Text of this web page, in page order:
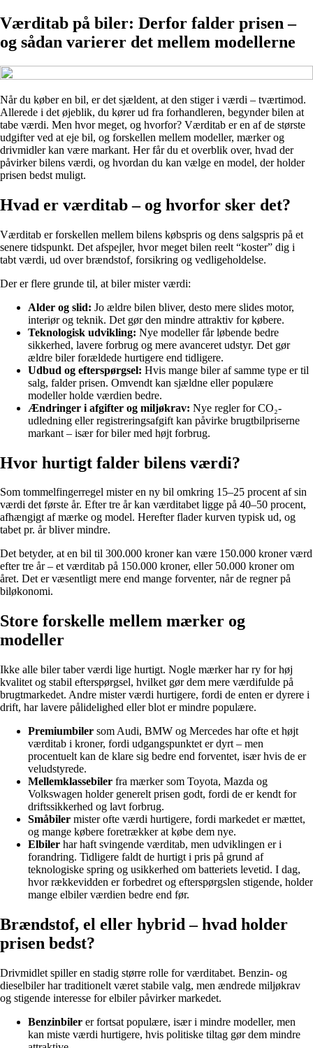
Værditab på biler: Derfor falder prisen –
og sådan varierer det mellem modellerne
Når du køber en bil, er det sjældent, at den stiger i værdi – tværtimod.
Allerede i det øjeblik, du kører ud fra forhandleren, begynder bilen at
tabe værdi. Men hvor meget, og hvorfor? Værditab er en af de største
udgifter ved at eje bil, og forskellen mellem modeller, mærker og
drivmidler kan være markant. Her får du et overblik over, hvad der
påvirker bilens værdi, og hvordan du kan vælge en model, der holder
prisen bedst muligt.
Hvad er værditab – og hvorfor sker det?
Værditab er forskellen mellem bilens købspris og dens salgspris på et
senere tidspunkt. Det afspejler, hvor meget bilen reelt “koster” dig i
tabt værdi, ud over brændstof, forsikring og vedligeholdelse.
Der er flere grunde til, at biler mister værdi:
Alder og slid: Jo ældre bilen bliver, desto mere slides motor,
interiør og teknik. Det gør den mindre attraktiv for købere.
Teknologisk udvikling: Nye modeller får løbende bedre
sikkerhed, lavere forbrug og mere avanceret udstyr. Det gør
ældre biler forældede hurtigere end tidligere.
Udbud og efterspørgsel: Hvis mange biler af samme type er til
salg, falder prisen. Omvendt kan sjældne eller populære
modeller holde værdien bedre.
Ændringer i afgifter og miljøkrav: Nye regler for CO₂-
udledning eller registreringsafgift kan påvirke brugtbilpriserne
markant – især for biler med højt forbrug.
Hvor hurtigt falder bilens værdi?
Som tommelfingerregel mister en ny bil omkring 15–25 procent af sin
værdi det første år. Efter tre år kan værditabet ligge på 40–50 procent,
afhængigt af mærke og model. Herefter flader kurven typisk ud, og
tabet pr. år bliver mindre.
Det betyder, at en bil til 300.000 kroner kan være 150.000 kroner værd
efter tre år – et værditab på 150.000 kroner, eller 50.000 kroner om
året. Det er væsentligt mere end mange forventer, når de regner på
biløkonomi.
Store forskelle mellem mærker og
modeller
Ikke alle biler taber værdi lige hurtigt. Nogle mærker har ry for høj
kvalitet og stabil efterspørgsel, hvilket gør dem mere værdifulde på
brugtmarkedet. Andre mister værdi hurtigere, fordi de enten er dyrere i
drift, har lavere pålidelighed eller blot er mindre populære.
Premiumbiler som Audi, BMW og Mercedes har ofte et højt
værditab i kroner, fordi udgangspunktet er dyrt – men
procentuelt kan de klare sig bedre end forventet, især hvis de er
veludstyrede.
Mellemklassebiler fra mærker som Toyota, Mazda og
Volkswagen holder generelt prisen godt, fordi de er kendt for
driftssikkerhed og lavt forbrug.
Småbiler mister ofte værdi hurtigere, fordi markedet er mættet,
og mange købere foretrækker at købe dem nye.
Elbiler har haft svingende værditab, men udviklingen er i
forandring. Tidligere faldt de hurtigt i pris på grund af
teknologiske spring og usikkerhed om batteriets levetid. I dag,
hvor rækkevidden er forbedret og efterspørgslen stigende, holder
mange elbiler værdien bedre end før.
Brændstof, el eller hybrid – hvad holder
prisen bedst?
Drivmidlet spiller en stadig større rolle for værditabet. Benzin- og
dieselbiler har traditionelt været stabile valg, men ændrede miljøkrav
og stigende interesse for elbiler påvirker markedet.
Benzinbiler er fortsat populære, især i mindre modeller, men
kan miste værdi hurtigere, hvis politiske tiltag gør dem mindre